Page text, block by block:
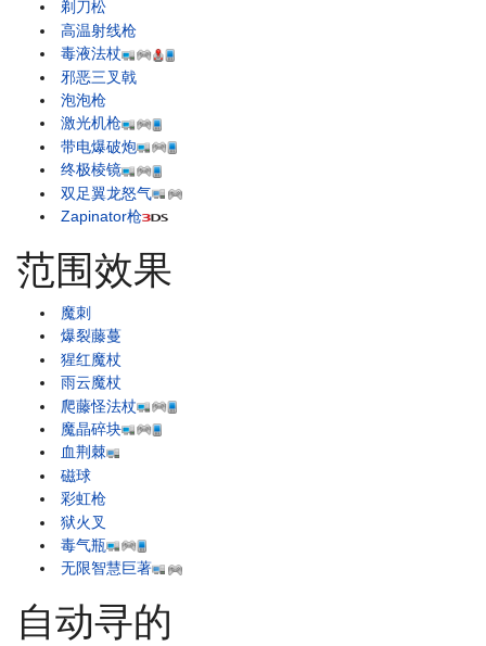
剃刀松
高温射线枪
毒液法杖
邪恶三叉戟
泡泡枪
激光机枪
带电爆破炮
终极棱镜
双足翼龙怒气
Zapinator枪
范围效果
魔刺
爆裂藤蔓
猩红魔杖
雨云魔杖
爬藤怪法杖
魔晶碎块
血荆棘
磁球
彩虹枪
狱火叉
毒气瓶
无限智慧巨著
自动寻的